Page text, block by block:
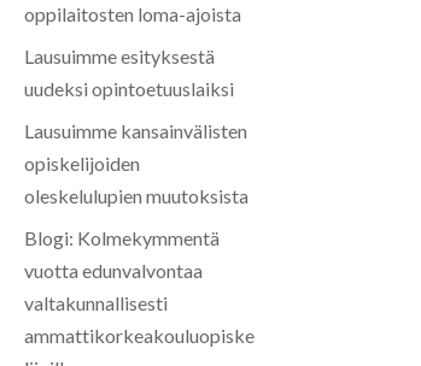
oppilaitosten loma-ajoista
Lausuimme esityksestä
uudeksi opintoetuuslaiksi
Lausuimme kansainvälisten
opiskelijoiden
oleskelulupien muutoksista
Blogi: Kolmekymmentä
vuotta edunvalvontaa
valtakunnallisesti
ammattikorkeakouluopiske